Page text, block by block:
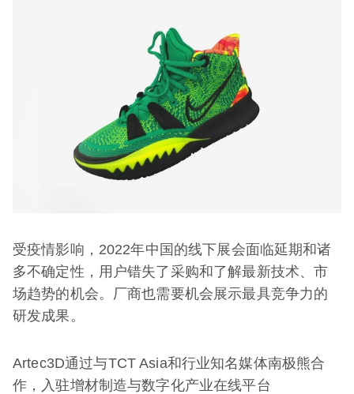
受疫情影响，2022年中国的线下展会面临延期和诸
多不确定性，用户错失了采购和了解最新技术、市
场趋势的机会。厂商也需要机会展示最具竞争力的
研发成果。
Artec3D通过与TCT Asia和行业知名媒体南极熊合
作，入驻增材制造与数字化产业在线平台